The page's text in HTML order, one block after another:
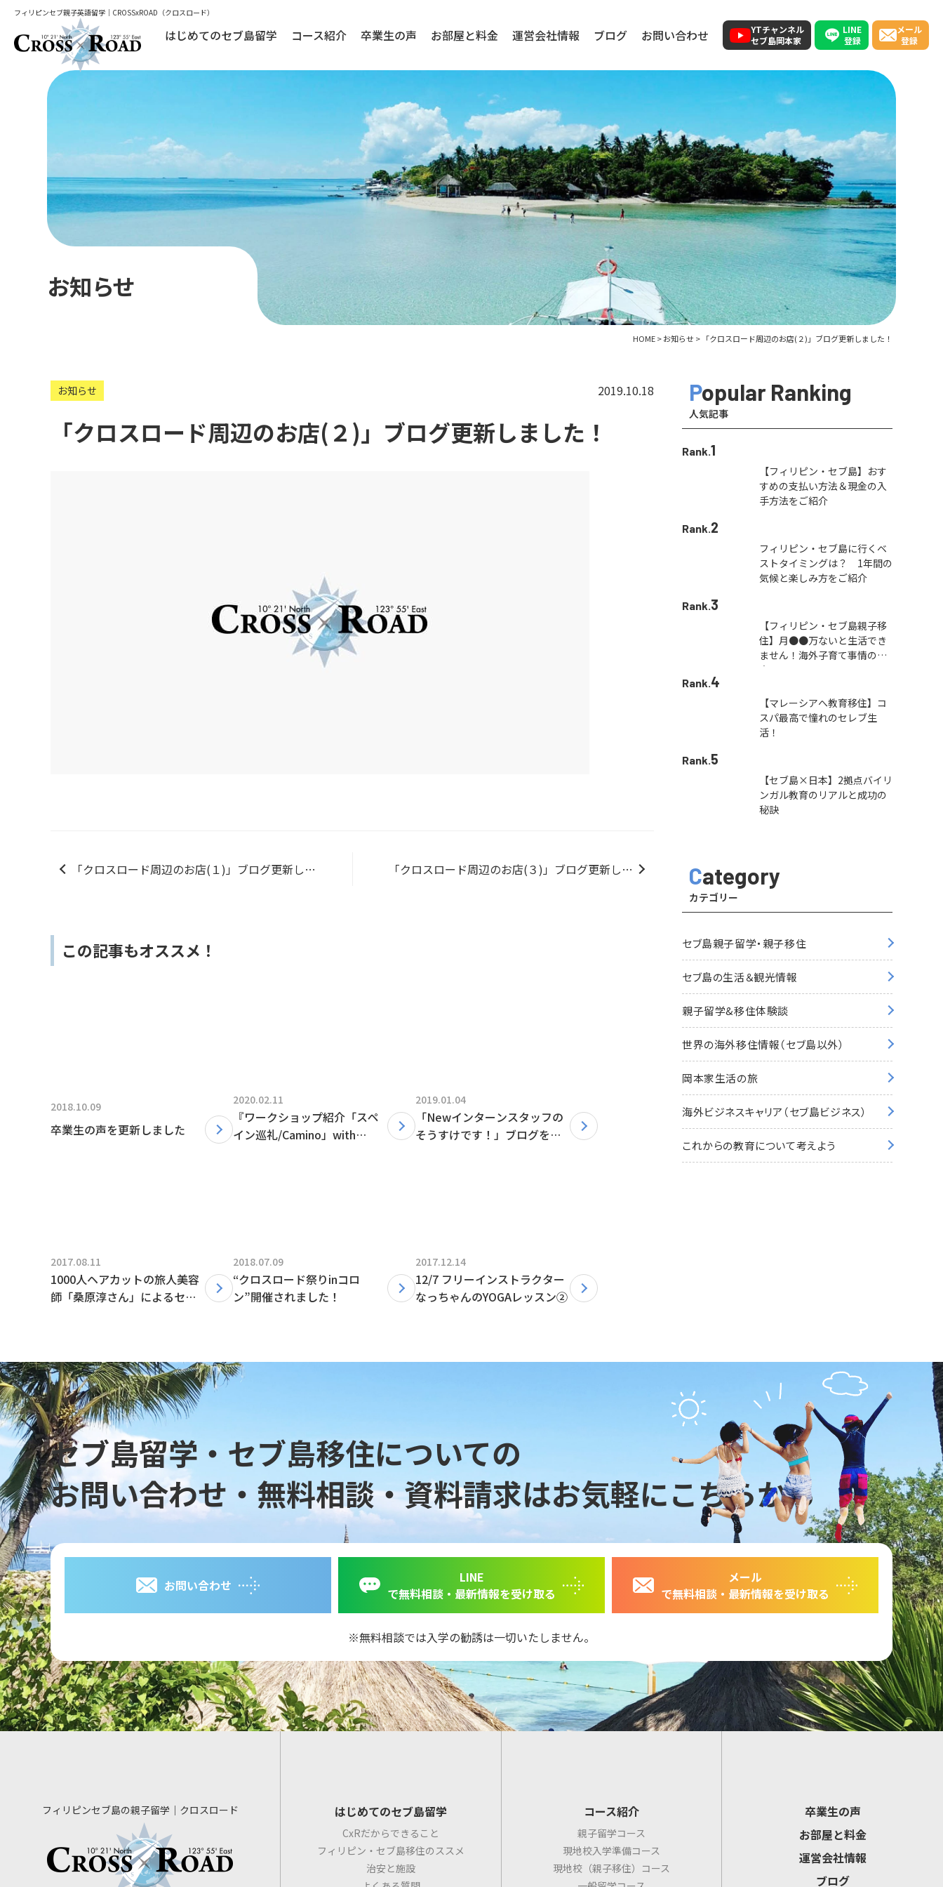
フィリピンセブ親子英語留学｜CROSSxROAD（クロスロード）
はじめてのセブ島留学 コース紹介 卒業生の声 お部屋と料金 運営会社情報 ブログ お問い合わせ
YTチャンネル
セブ島岡本家
LINE
登録
メール
登録
お知らせ
HOME>お知らせ > 「クロスロード周辺のお店(２)」ブログ更新しました！
2019.10.18
お知らせ
「クロスロード周辺のお店(２)」ブログ更新しました！
「クロスロード周辺のお店(１)」ブログ更新しま
「クロスロード周辺のお店(３)」ブログ更新しま
この記事もオススメ！
2018.10.09
卒業生の声を更新しました
2020.02.11
『ワークショップ紹介「スペ
イン巡礼/Camino」with
2019.01.04
「Newインターンスタッフの
そうすけです！」ブログを更
2017.08.11
1000人ヘアカットの旅人美容
師「桑原淳さん」によるセミ
2018.07.09
“クロスロード祭りinコロ
ン”開催されました！
2017.12.14
12/7 フリーインストラクター
なっちゃんのYOGAレッスン②
Popular Ranking
人気記事
Rank.1
【フィリピン・セブ島】おす
すめの支払い方法＆現金の入
手方法をご紹介
Rank.2
フィリピン・セブ島に行くベ
ストタイミングは？ 1年間の
気候と楽しみ方をご紹介
Rank.3
【フィリピン・セブ島親子移
住】月●●万ないと生活でき
ません！海外子育て事情の本
音
Rank.4
【マレーシアへ教育移住】コ
スパ最高で憧れのセレブ生
活！
Rank.5
【セブ島×日本】2拠点バイリ
ンガル教育のリアルと成功の
秘訣
Category
カテゴリー
セブ島親子留学・親子移住
セブ島の生活＆観光情報
親子留学&移住体験談
世界の海外移住情報（セブ島以外）
岡本家生活の旅
海外ビジネスキャリア（セブ島ビジネス）
これからの教育について考えよう
セブ島留学・セブ島移住についての
お問い合わせ・無料相談・資料請求はお気軽にこちらから
お問い合わせ
LINE
で無料相談・最新情報を受け取る
メール
で無料相談・最新情報を受け取る
無料相談では入学の勧誘は一切いたしません。
フィリピンセブ島の親子留学｜クロスロード はじめてのセブ島留学
CxRだからできること
フィリピン・セブ島移住のススメ
治安と施設
コース紹介
親子留学コース
現地校入学準備コース
現地校（親子移住）コース
卒業生の声
お部屋と料金
運営会社情報
ブログ